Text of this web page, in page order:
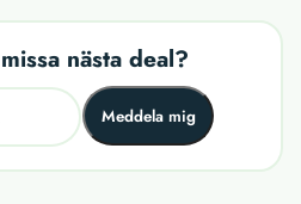
nästa deal?
Meddela mig